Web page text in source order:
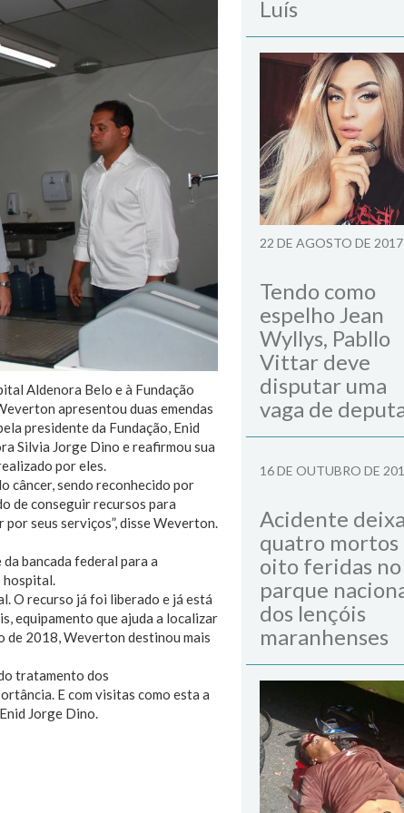
Aldenora Belo e à Fundação
apresentou duas emendas
presidente da Fundação, Enid
Silvia Jorge Dino e reafirmou sua
por eles.
câncer, sendo reconhecido por
de conseguir recursos para
seus serviços”, disse Weverton.
bancada federal para a
hospital.
O recurso já foi liberado e já está
equipamento que ajuda a localizar
de 2018, Weverton destinou mais
tratamento dos
E com visitas como esta a
Jorge Dino.
Luís
22 DE AGOSTO DE 2017
Tendo como
espelho Jean
Wyllys, Pabllo
Vittar deve
disputar uma
vaga de
16 DE OUTUBRO DE
Acidente
quatro mortos
oito feridas no
parque
dos lençóis
maranhenses